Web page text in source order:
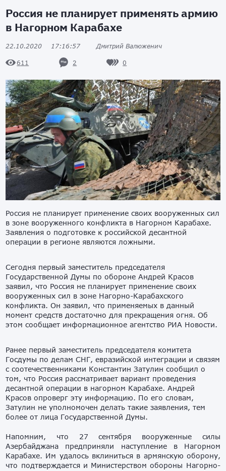
Россия не планирует применять армию
в Нагорном Карабахе
22.10.2020 17:16:57 Дмитрий Валюженич
611 2 0
Россия не планирует применение своих вооруженных сил
в зоне вооруженного конфликта в Нагорном Карабахе.
Заявления о подготовке к российской десантной
операции в регионе являются ложными.
Сегодня первый заместитель председателя
Государственной Думы по обороне Андрей Красов
заявил, что Россия не планирует применение своих
вооруженных сил в зоне Нагорно-Карабахского
конфликта. Он заявил, что применяемых в данный
момент средств достаточно для прекращения огня. Об
этом сообщает информационное агентство РИА Новости.
Ранее первый заместитель председателя комитета
Госдумы по делам СНГ, евразийской интеграции и связям
с соотечественниками Константин Затулин сообщил о
том, что Россия рассматривает вариант проведения
десантной операции в нагорном Карабахе. Андрей
Красов опроверг эту информацию. По его словам,
Затулин не уполномочен делать такие заявления, тем
более от лица Государственной Думы.
Напомним, что 27 сентября вооруженные силы
Азербайджана предприняли наступление в Нагорном
Карабахе. Им удалось вклиниться в армянскую оборону,
что подтверждается и Министерством обороны Нагорно-